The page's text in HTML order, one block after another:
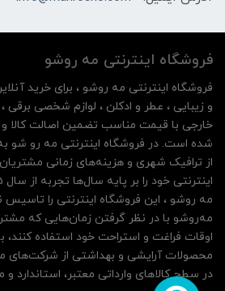
فروشگاه اینترنتی مه‌ رو‌شو
فروشگاه اینترنتی مه‌ رو‌شو ، برای خرید
و زیبایی ، عطر و ادکلن ، لوازم شخصی برقی ،
خارجی با قیمت مناسب تضمین اصالت کالا و
شده است. در فروشگاه اینترنتی مه رو شو
از ترافیک شهری و هزینه‌های زمانی
مه روشو ، این فروشگاه اینترنتی را تاسیس
مه‌رو‌شو با در نظر گرفتن زمان‌هایی که
اوقات فراغت و استراحت خود استفاده کنند،
محصولات آرایشی و بهداشتی از شرکت‌های
در سطح کالاهای وارداتی معتبر، استاندارد و